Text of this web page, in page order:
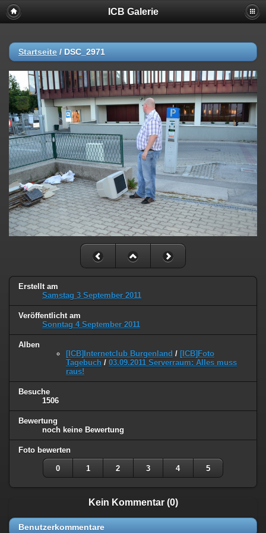
ICB Galerie
Startseite / DSC_2971
Erstellt am
Samstag 3 September 2011
Veröffentlicht am
Sonntag 4 September 2011
Alben
[ICB]Internetclub Burgenland / [ICB]Foto
Tagebuch / 03.09.2011 Serverraum: Alles muss
raus!
Besuche
1506
Bewertung
noch keine Bewertung
Foto bewerten
0 1 2 3 4 5
Kein Kommentar (0)
Benutzerkommentare